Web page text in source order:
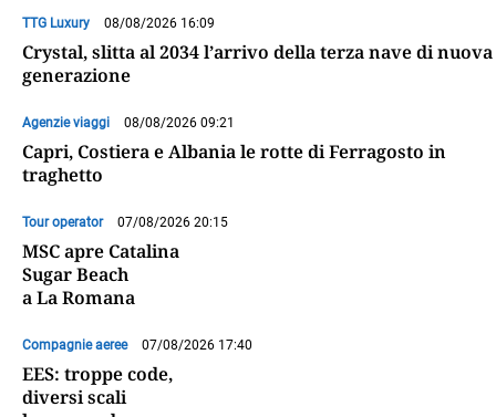
TTG Luxury 08/08/2026 16:09
Crystal, slitta al 2034 l’arrivo della terza nave di nuova
generazione
Agenzie viaggi 08/08/2026 09:21
Capri, Costiera e Albania le rotte di Ferragosto in
traghetto
Tour operator 07/08/2026 20:15
MSC apre Catalina
Sugar Beach
a La Romana
Compagnie aeree 07/08/2026 17:40
EES: troppe code,
diversi scali